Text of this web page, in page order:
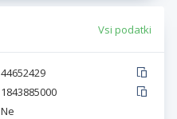
Vsi podatki
44652429
1843885000
Ne